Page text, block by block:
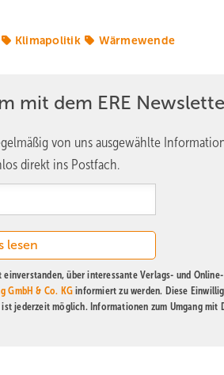
Klimapolitik Wärmewende
mit dem ERE
von uns ausgewählte
direkt ins Postfach.
über interessante Verlags- und Online-
GmbH & Co. KG informiert zu werden. Diese
jederzeit möglich. Informationen zum Umgang mit